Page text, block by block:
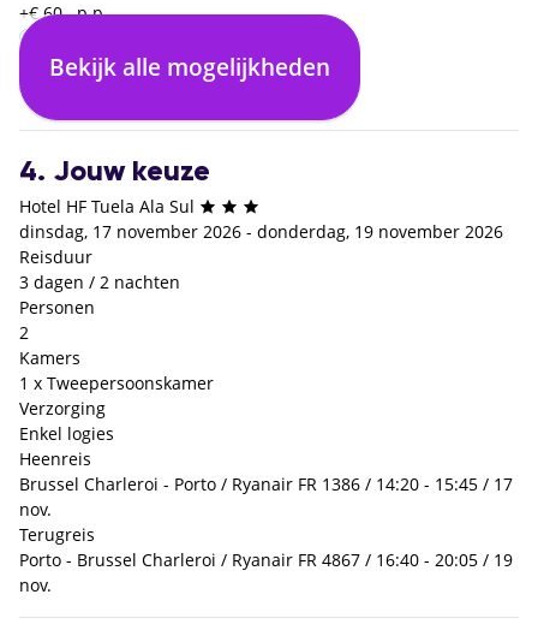
+€ 60,- p.p.
Enkel logies
€ 0,- p.p.
Bekijk alle mogelijkheden
4. Jouw keuze
Hotel HF Tuela Ala Sul
dinsdag, 17 november 2026 - donderdag, 19 november 2026
Reisduur
3 dagen / 2 nachten
Personen
2
Kamers
1 x Tweepersoonskamer
Verzorging
Enkel logies
Heenreis
Brussel Charleroi - Porto / Ryanair FR 1386 / 14:20 - 15:45 / 17
nov.
Terugreis
Porto - Brussel Charleroi / Ryanair FR 4867 / 16:40 - 20:05 / 19
nov.